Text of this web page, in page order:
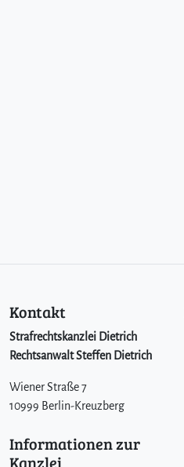
Kontakt
Strafrechtskanzlei Dietrich
Rechtsanwalt Steffen Dietrich
Wiener Straße 7
10999 Berlin-Kreuzberg
Informationen zur
Kanzlei